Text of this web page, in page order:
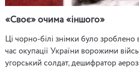
«Своє» очима «іншого»
Ці чорно-білі знімки було зроблено
час окупації України ворожими
угорський солдат, дешифратор